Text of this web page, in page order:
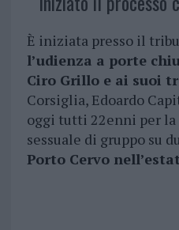
È iniziata presso il
l’udienza a porte
Ciro Grillo e ai suoi
Corsiglia, Edoardo
oggi tutti 22enni per
sessuale di gruppo su
Porto Cervo